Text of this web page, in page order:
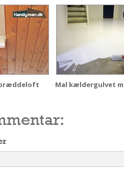
Mal kældergulvet